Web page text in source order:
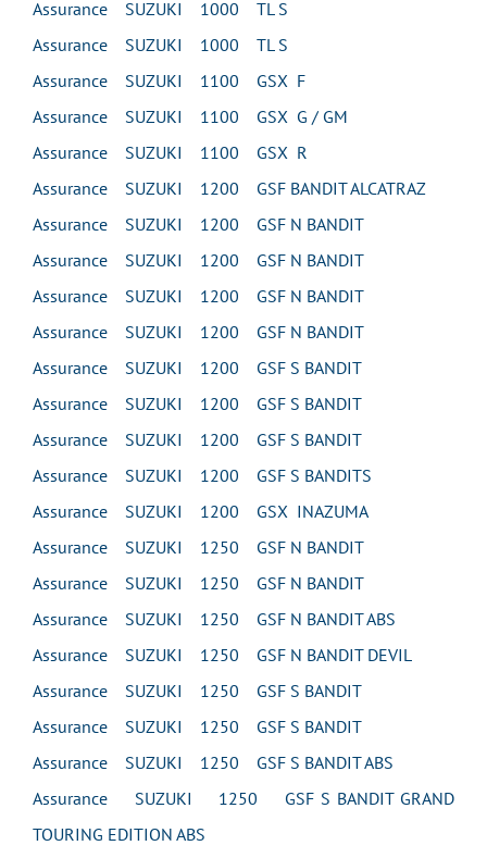
Assurance SUZUKI 1000 TL S
Assurance SUZUKI 1000 TL S
Assurance SUZUKI 1100 GSX F
Assurance SUZUKI 1100 GSX G / GM
Assurance SUZUKI 1100 GSX R
Assurance SUZUKI 1200 GSF BANDIT ALCATRAZ
Assurance SUZUKI 1200 GSF N BANDIT
Assurance SUZUKI 1200 GSF N BANDIT
Assurance SUZUKI 1200 GSF N BANDIT
Assurance SUZUKI 1200 GSF N BANDIT
Assurance SUZUKI 1200 GSF S BANDIT
Assurance SUZUKI 1200 GSF S BANDIT
Assurance SUZUKI 1200 GSF S BANDIT
Assurance SUZUKI 1200 GSF S BANDITS
Assurance SUZUKI 1200 GSX INAZUMA
Assurance SUZUKI 1250 GSF N BANDIT
Assurance SUZUKI 1250 GSF N BANDIT
Assurance SUZUKI 1250 GSF N BANDIT ABS
Assurance SUZUKI 1250 GSF N BANDIT DEVIL
Assurance SUZUKI 1250 GSF S BANDIT
Assurance SUZUKI 1250 GSF S BANDIT
Assurance SUZUKI 1250 GSF S BANDIT ABS
Assurance SUZUKI 1250 GSF S BANDIT GRAND
TOURING EDITION ABS